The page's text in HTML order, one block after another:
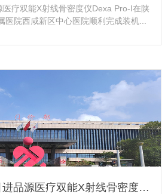
疗双能X射线骨密度仪Dexa Pro-I在陕
医院西咸新区中心医院顺利完成装机...
六安市人民医院引进品源医疗双能X射线骨密度仪Dexa Pro-I